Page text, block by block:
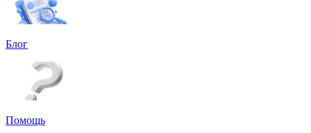
Блог
Помощь